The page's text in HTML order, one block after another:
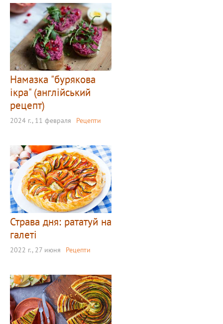
Намазка "бурякова
ікра" (англійський
рецепт)
2024 г., 11 февраля Рецепти
Страва дня: рататуй на
галеті
2022 г., 27 июня Рецепти